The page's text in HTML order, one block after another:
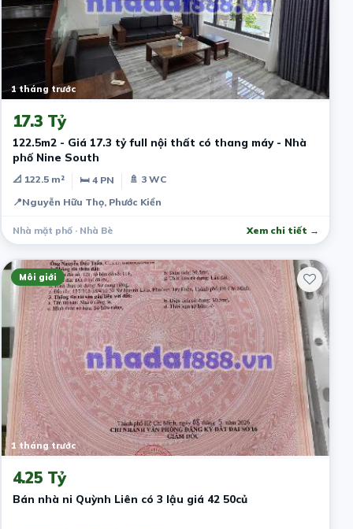
1 tháng trước
17.3 Tỷ
122.5m2 - Giá 17.3 tỷ full nội thất có thang máy - Nhà
phố Nine South
📐 122.5 m² 🛏 4 PN
🚿 3 WC
📍Nguyễn Hữu Thọ, Phước Kiển
Nhà mặt phố · Nhà Bè Xem chi tiết →
Môi giới
1 tháng trước
4.25 Tỷ
Bán nhà ni Quỳnh Liên có 3 lậu giá 42 50củ